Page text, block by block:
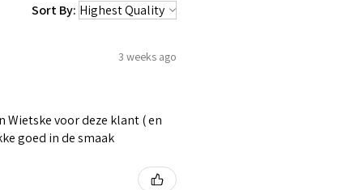
Sort By:
3 weeks ago
voor deze klant ( en
goed in de smaak